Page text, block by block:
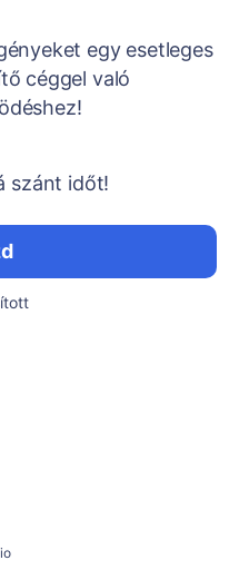
egy esetleges
céggel való
szánt időt!